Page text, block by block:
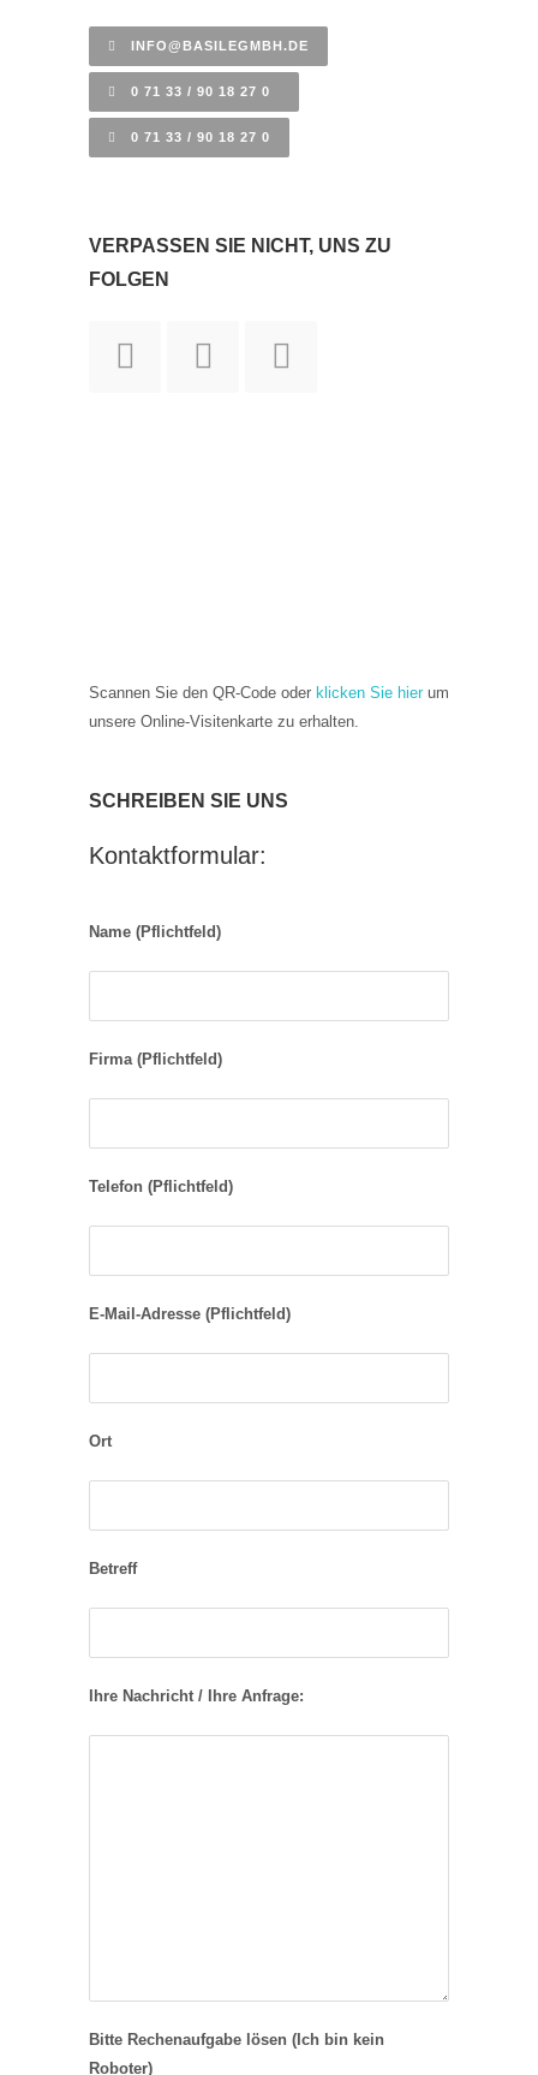
INFO@BASILEGMBH.DE
0 71 33 / 90 18 27 0
0 71 33 / 90 18 27 0
VERPASSEN SIE NICHT, UNS ZU
FOLGEN
Scannen Sie den QR-Code oder klicken Sie hierum
unsere Online-Visitenkarte zu erhalten.
SCHREIBEN SIE UNS
Kontaktformular:
Name (Pflichtfeld)
Firma (Pflichtfeld)
Telefon (Pflichtfeld)
E-Mail-Adresse (Pflichtfeld)
Ort
Betreff
Ihre Nachricht / Ihre Anfrage:
Bitte Rechenaufgabe lösen (Ich bin kein
Roboter)